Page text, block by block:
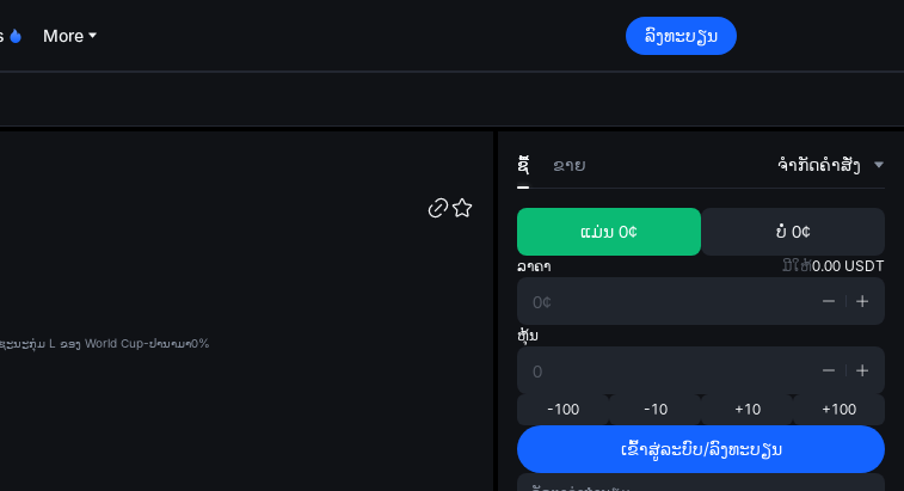
More ລົງທະບຽນ
ະນະກຸ່ມ L ຂອງ World Cup-ປານາມາ0%
ຊື້ ຂາຍ ຈໍາກັດຄໍາສັ່ງ
ແມ່ນ 0¢ ບໍ່ 0¢
ລາຄາ ມີໃຫ້0.00 USDT
ຫຸ້ນ
-100 -10 +10 +100
ເຂົ້າສູ່ລະບົບ/ລົງທະບຽນ